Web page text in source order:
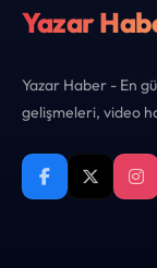
Yazar
Yazar Haber - En
gelişmeleri, video